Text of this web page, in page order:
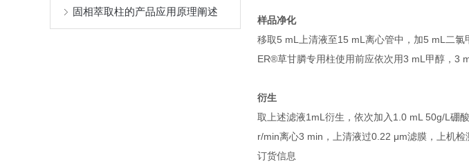
固相萃取柱的产品应用原理阐述
样品净化
移取5 mL上清液至15 mL离心管中，加5 mL二
ER®草甘膦专用柱使用前应依次用3 mL甲醇，3
衍生
取上述滤液1mL衍生，依次加入1.0 mL 50g/L硼
r/min离心3 min，上清液过0.22 μm滤膜，上机检
订货信息